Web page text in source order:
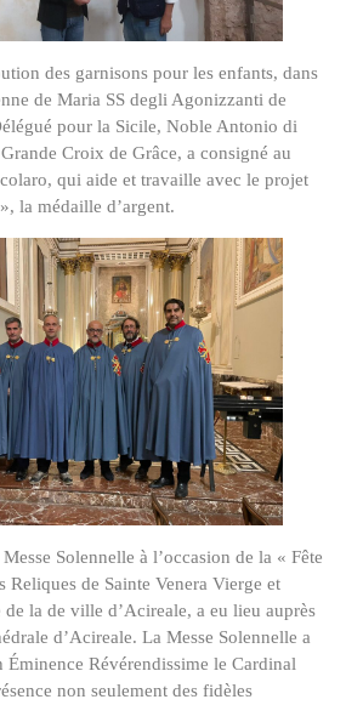
des garnisons pour les enfants, dans
de Maria SS degli Agonizzanti de
pour la Sicile, Noble Antonio di
Croix de Grâce, a consigné au
qui aide et travaille avec le projet
la médaille d’argent.
Solennelle à l’occasion de la « Fête
Reliques de Sainte Venera Vierge et
la de ville d’Acireale, a eu lieu auprès
d’Acireale. La Messe Solennelle a
Éminence Révérendissime le Cardinal
non seulement des fidèles